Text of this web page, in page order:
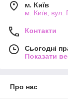
м. Київ
м. Київ, вул.
Контакти
Сьогодні
Показати
Про нас